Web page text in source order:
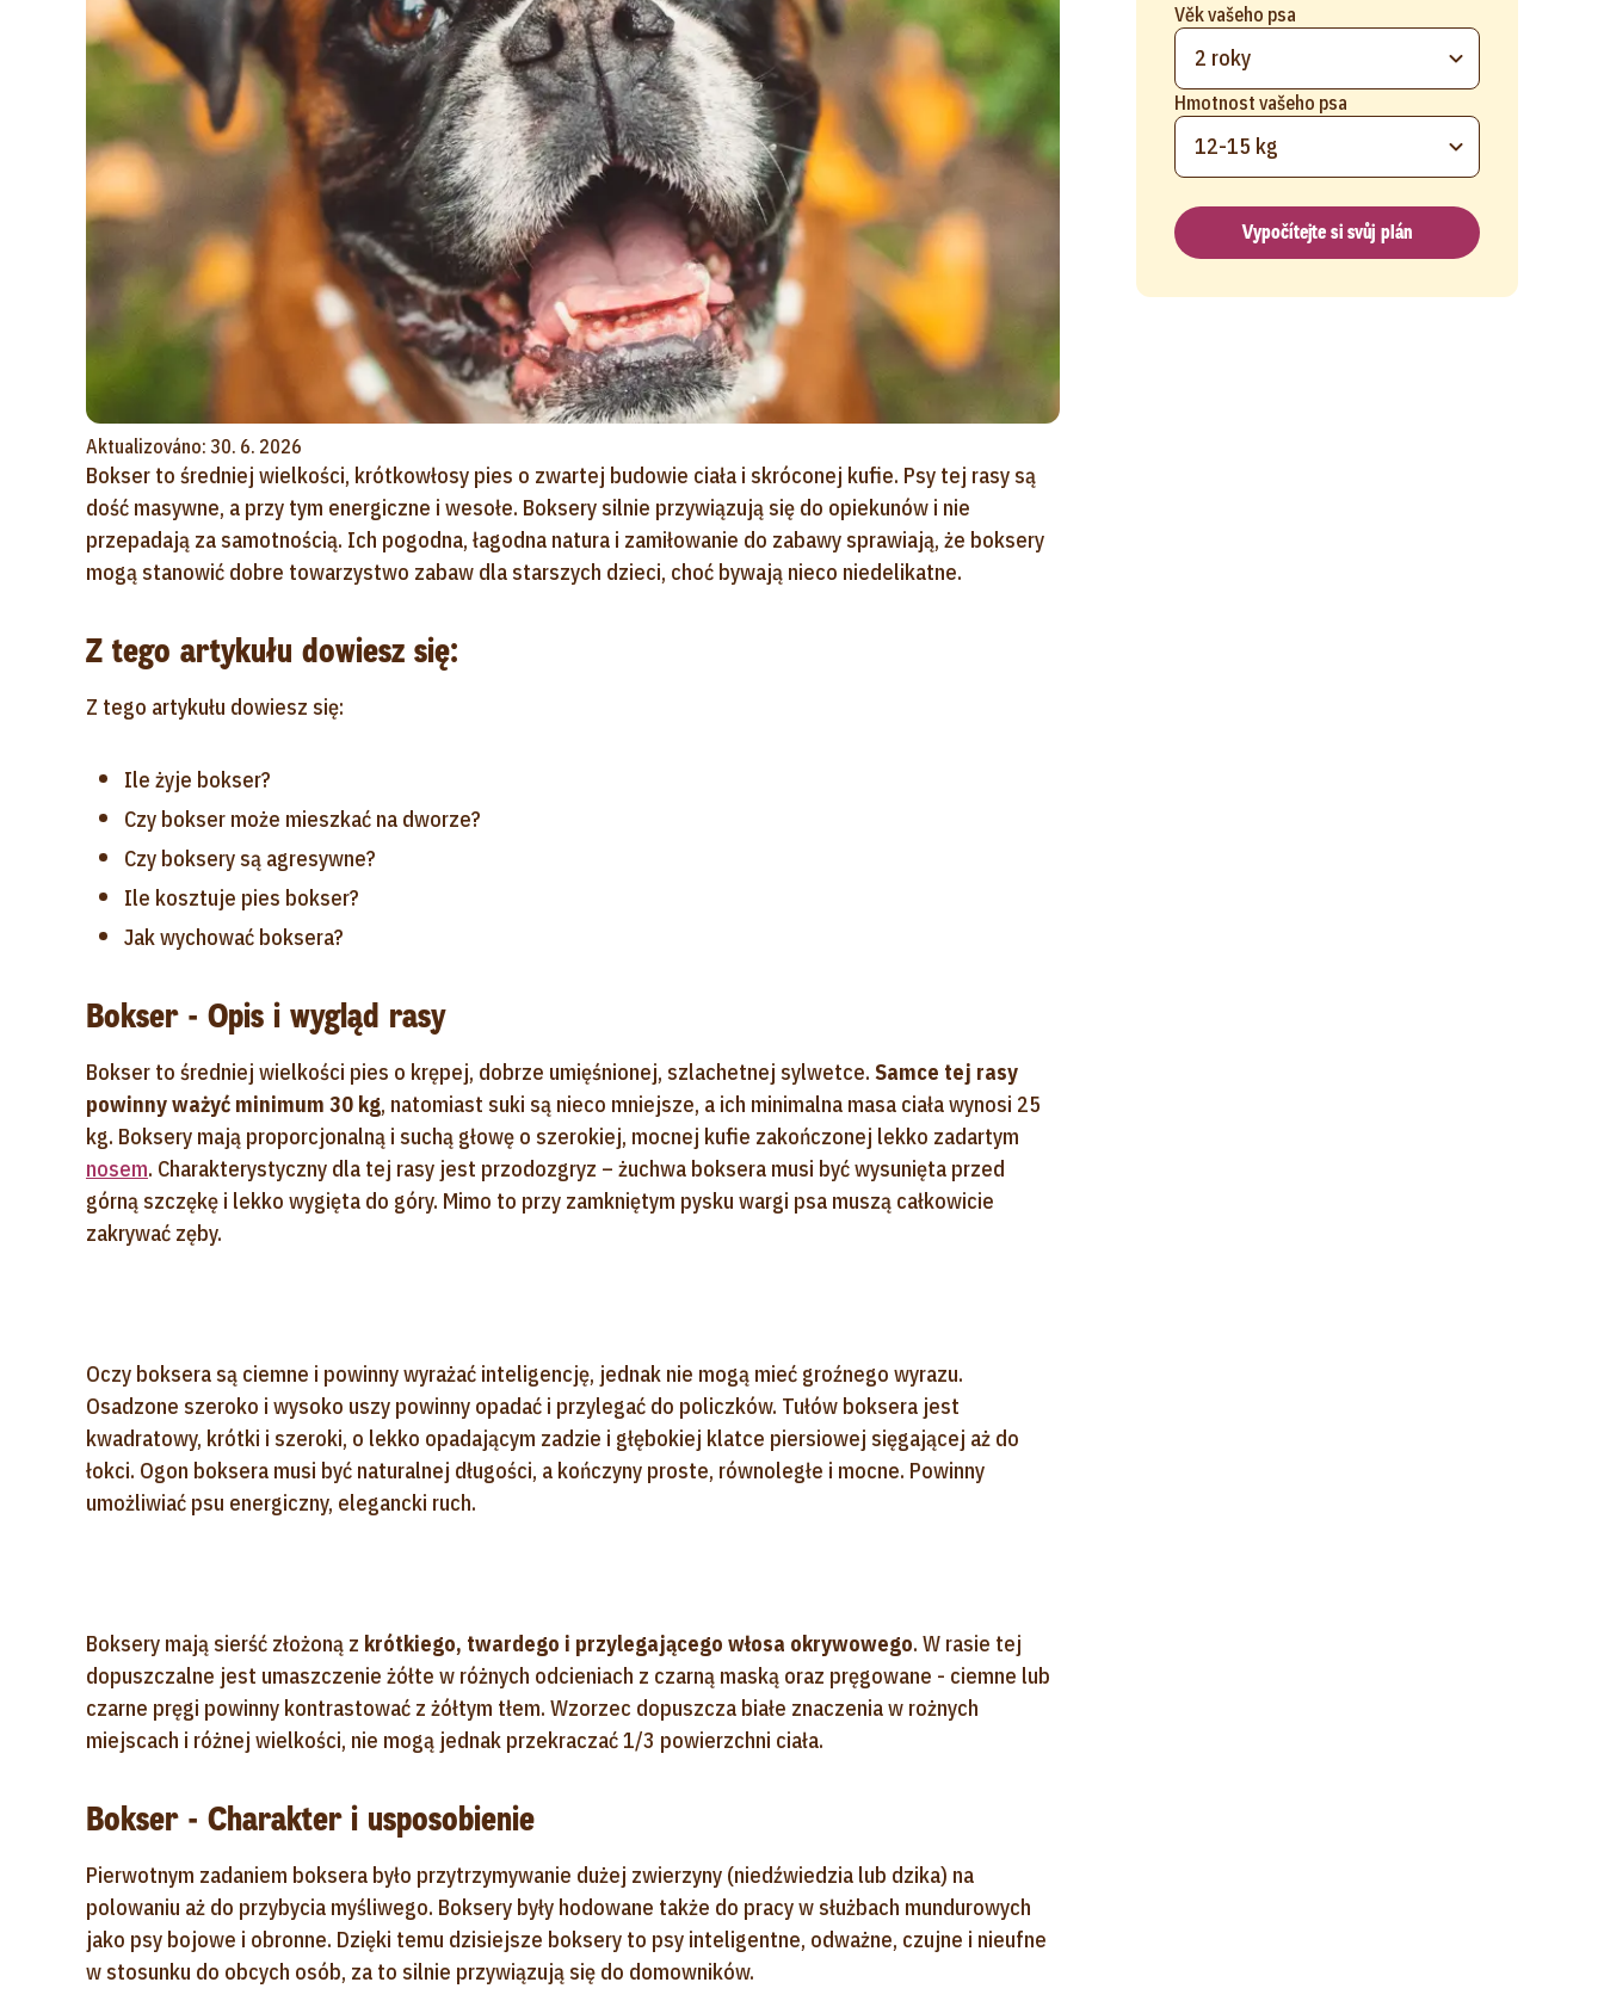
Aktualizováno: 30. 6. 2026
Bokser to średniej wielkości, krótkowłosy pies o zwartej budowie ciała i skróconej kufie. Psy tej rasy są
dość masywne, a przy tym energiczne i wesołe. Boksery silnie przywiązują się do opiekunów i nie
przepadają za samotnością. Ich pogodna, łagodna natura i zamiłowanie do zabawy sprawiają, że boksery
mogą stanowić dobre towarzystwo zabaw dla starszych dzieci, choć bywają nieco niedelikatne.
Z tego artykułu dowiesz się:
Z tego artykułu dowiesz się:
Ile żyje bokser?
Czy bokser może mieszkać na dworze?
Czy boksery są agresywne?
Ile kosztuje pies bokser?
Jak wychować boksera?
Bokser - Opis i wygląd rasy
Bokser to średniej wielkości pies o krępej, dobrze umięśnionej, szlachetnej sylwetce. Samce tej rasy
powinny ważyć minimum 30 kg, natomiast suki są nieco mniejsze, a ich minimalna masa ciała wynosi 25
kg. Boksery mają proporcjonalną i suchą głowę o szerokiej, mocnej kufie zakończonej lekko zadartym
nosem. Charakterystyczny dla tej rasy jest przodozgryz – żuchwa boksera musi być wysunięta przed
górną szczękę i lekko wygięta do góry. Mimo to przy zamkniętym pysku wargi psa muszą całkowicie
zakrywać zęby.
Oczy boksera są ciemne i powinny wyrażać inteligencję, jednak nie mogą mieć groźnego wyrazu.
Osadzone szeroko i wysoko uszy powinny opadać i przylegać do policzków. Tułów boksera jest
kwadratowy, krótki i szeroki, o lekko opadającym zadzie i głębokiej klatce piersiowej sięgającej aż do
łokci. Ogon boksera musi być naturalnej długości, a kończyny proste, równoległe i mocne. Powinny
umożliwiać psu energiczny, elegancki ruch.
Boksery mają sierść złożoną z krótkiego, twardego i przylegającego włosa okrywowego. W rasie tej
dopuszczalne jest umaszczenie żółte w różnych odcieniach z czarną maską oraz pręgowane - ciemne lub
czarne pręgi powinny kontrastować z żółtym tłem. Wzorzec dopuszcza białe znaczenia w rożnych
miejscach i różnej wielkości, nie mogą jednak przekraczać 1/3 powierzchni ciała.
Bokser - Charakter i usposobienie
Pierwotnym zadaniem boksera było przytrzymywanie dużej zwierzyny (niedźwiedzia lub dzika) na
polowaniu aż do przybycia myśliwego. Boksery były hodowane także do pracy w służbach mundurowych
jako psy bojowe i obronne. Dzięki temu dzisiejsze boksery to psy inteligentne, odważne, czujne i nieufne
w stosunku do obcych osób, za to silnie przywiązują się do domowników.
Věk vašeho psa
2 roky
Hmotnost vašeho psa
12-15 kg
Vypočítejte si svůj plán